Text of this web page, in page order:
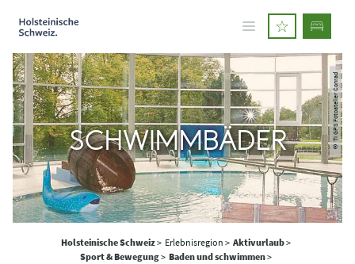
© TI GPS Fotoatelier Conrad
SCHWIMMBÄDER
Holsteinische Schweiz> Erlebnisregion > Aktivurlaub>
Sport & Bewegung> Baden und schwimmen>